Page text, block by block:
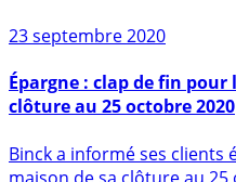
23 septembre 2020
clôture au 25 octobre 2020